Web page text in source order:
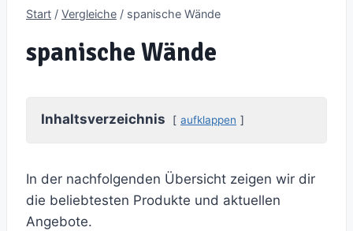
Start / Vergleiche / spanische Wände
spanische Wände
Inhaltsverzeichnis aufklappen
In der nachfolgenden Übersicht zeigen wir dir
die beliebtesten Produkte und aktuellen
Angebote.